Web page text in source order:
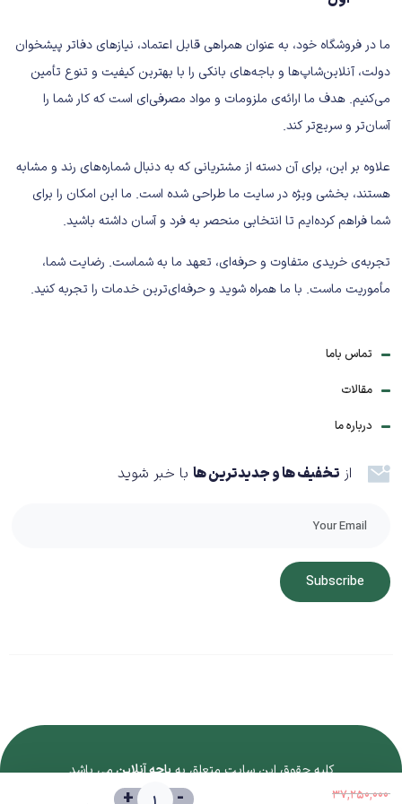
-
+ 37,250,000
ما در فروشگاه خود، به عنوان همراهی قابل اعتماد، نیازهای دفاتر پیشخوان
دولت، آنلاین‌شاپ‌ها و باجه‌های بانکی را با بهترین کیفیت و تنوع تأمین
می‌کنیم. هدف ما ارائه‌ی ملزومات و مواد مصرفی‌ای است که کار شما را
آسان‌تر و سریع‌تر کند.
علاوه بر این، برای آن دسته از مشتریانی که به دنبال شماره‌های رند و مشابه
هستند، بخشی ویژه در سایت ما طراحی شده است. ما این امکان را برای
شما فراهم کرده‌ایم تا انتخابی منحصر به فرد و آسان داشته باشید.
تجربه‌ی خریدی متفاوت و حرفه‌ای، تعهد ما به شماست. رضایت شما،
مأموریت ماست. با ما همراه شوید و حرفه‌ای‌ترین خدمات را تجربه کنید.
تماس باما
مقالات
درباره ما
از تخفیف ها و جدیدترین ها با خبر شوید
Subscribe
کلیه حقوق این سایت متعلق بهباجه آنلاینمی باشد